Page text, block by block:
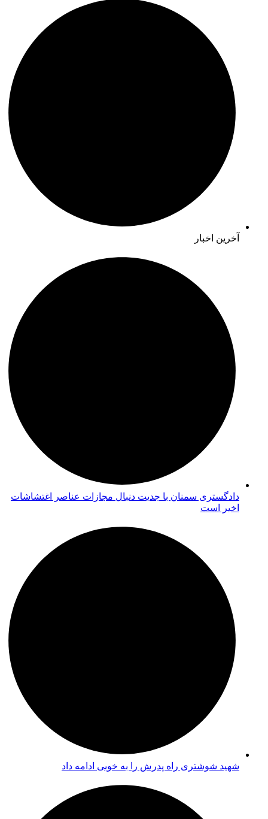
آخرین اخبار
دادگستری سمنان با جدیت دنبال مجازات عناصر اغتشاشات
اخیر است
شهید شوشتری راه پدرش را به خوبی ادامه داد